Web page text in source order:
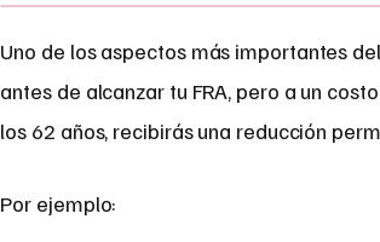
Uno de los aspectos más importantes
antes de alcanzar tu FRA, pero a un
los 62 años, recibirás una reducción
Por ejemplo: